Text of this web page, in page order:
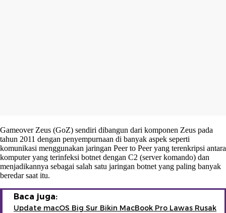
Gameover Zeus (GoZ) sendiri dibangun dari komponen Zeus pada
tahun 2011 dengan penyempurnaan di banyak aspek seperti
komunikasi menggunakan jaringan Peer to Peer yang terenkripsi antara
komputer yang terinfeksi botnet dengan C2 (server komando) dan
menjadikannya sebagai salah satu jaringan botnet yang paling banyak
beredar saat itu.
Baca juga:
Update macOS Big Sur Bikin MacBook Pro Lawas Rusak